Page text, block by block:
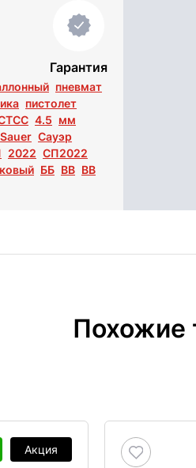
Гарантия
пневмат
пистолет
4.5 мм
Sauer Сауэр
2022 СП2022
ББ ВВ BB
Похожие
Акция